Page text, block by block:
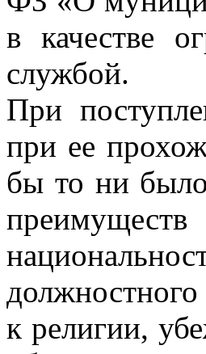
в качестве
службой.
При
при ее
бы то ни
к религии,